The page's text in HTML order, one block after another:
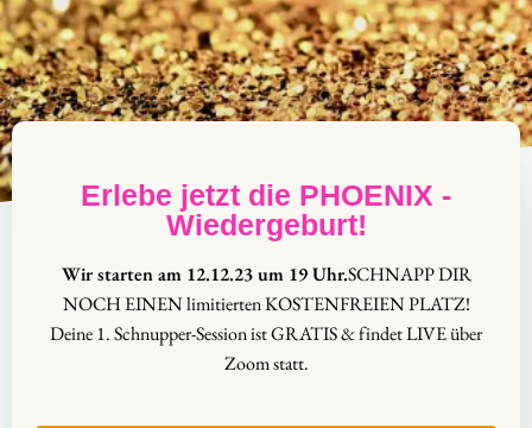
Erlebe jetzt die PHOENIX -
Wiedergeburt!
Wir starten am 12.12.23 um 19 Uhr.SCHNAPP DIR
NOCH EINEN limitierten KOSTENFREIEN PLATZ!
Deine 1. Schnupper-Session ist GRATIS & findet LIVE über
Zoom statt.